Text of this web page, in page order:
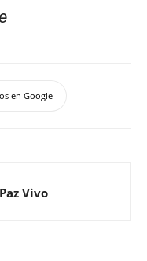
en Google
Vivo